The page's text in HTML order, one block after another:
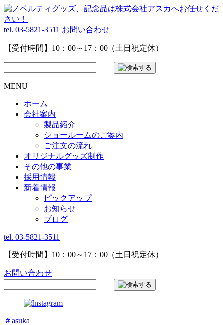
tel. 03-5821-3511 お問い合わせ
【受付時間】10：00～17：00（土日祝定休）
MENU
ホーム
会社案内
製品紹介
ショールームのご案内
ご注文の流れ
オリジナルグッズ制作
その他の事業
採用情報
新着情報
ピックアップ
お知らせ
ブログ
tel. 03-5821-3511
【受付時間】10：00～17：00（土日祝定休）
お問い合わせ
＃asuka